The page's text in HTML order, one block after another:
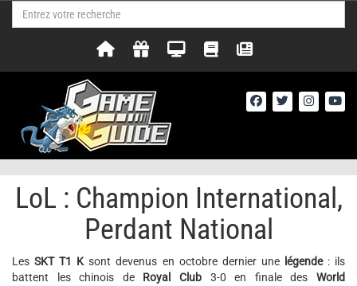
LoL : Champion International,
Perdant National
LesSKT T1 K sont devenus en octobre dernier une légende : ils
battent les chinois de Royal Club 3-0 en finale desWorld